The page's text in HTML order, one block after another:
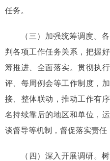
任务。
（三）加强统筹调度。
判各项工作任务关系，把握
筹推进、全面落实。贯彻执
评、每周例会等工作制度，
接、整体联动，推动工作有
名持续靠后的地区和单位，
谈督导等机制，督促落实责任
（四）深入开展调研。